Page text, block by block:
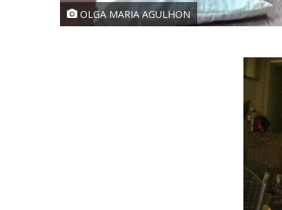
OLGA MARIA AGULHON